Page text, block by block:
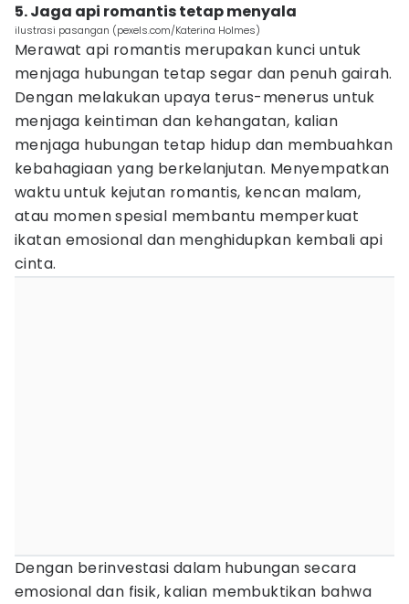
5. Jaga api romantis tetap menyala
ilustrasi pasangan (pexels.com/Katerina Holmes)
Merawat api romantis merupakan kunci untuk
menjaga hubungan tetap segar dan penuh gairah.
Dengan melakukan upaya terus-menerus untuk
menjaga keintiman dan kehangatan, kalian
menjaga hubungan tetap hidup dan membuahkan
kebahagiaan yang berkelanjutan. Menyempatkan
waktu untuk kejutan romantis, kencan malam,
atau momen spesial membantu memperkuat
ikatan emosional dan menghidupkan kembali api
cinta.
Dengan berinvestasi dalam hubungan secara
emosional dan fisik, kalian membuktikan bahwa